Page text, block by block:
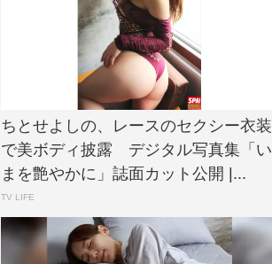
ちとせよしの、レースのセクシー衣装
で美ボディ披露 デジタル写真集「い
まを艶やかに」誌面カット公開 |...
TV LIFE